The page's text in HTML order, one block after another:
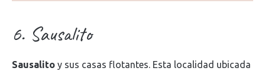
6. Sausalito
Sausalito y sus casas flotantes. Esta localidad ubicada